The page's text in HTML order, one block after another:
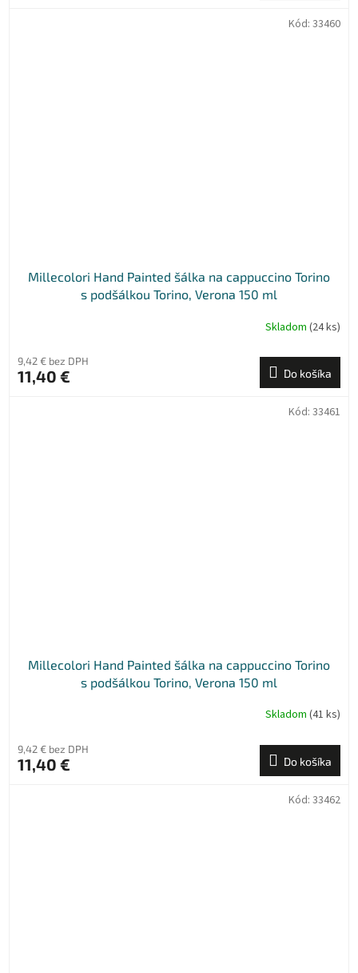
Millecolori Hand Painted šálka na cappuccino Torino
s podšálkou Torino, Verona 150 ml
Skladom (24 ks)
9,42 € bez DPH
11,40 € Do košíka
Kód: 33460
Millecolori Hand Painted šálka na cappuccino Torino
s podšálkou Torino, Verona 150 ml
Skladom (41 ks)
9,42 € bez DPH
11,40 € Do košíka
Kód: 33461
Kód: 33462